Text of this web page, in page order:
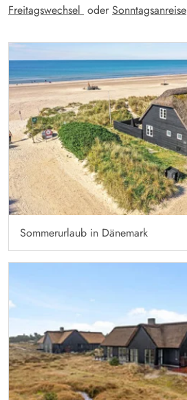
Freitagswechsel oder Sonntagsanreise
Sommerurlaub in Dänemark